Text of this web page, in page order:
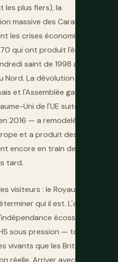
les plus fiers), la
massive des Caraïbes et
les crises économiques
qui ont produit l'ère
saint de 1998 a mis fin
La dévolution en 1999
et l'Assemblée galloise. Le
Uni de l'UE suite à un
2016 — a remodelé la
et a produit des
encore en train de se
tard.
visiteurs : le Royaume-Uni
qui il est. L'argument
écossaise,
sous pression — tout cela
que les Britanniques
réelle. Arriver avec une